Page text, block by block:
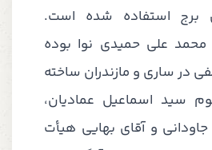
برج استفاده شده است.
محمد علی حمیدی نوا بوده
در ساری و مازندران ساخته
سید اسماعیل عمادیان،
و آقای بهایی هیأت